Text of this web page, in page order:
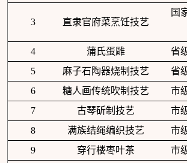
3 直隶官府菜烹饪技艺
国
4
蒲氏蛋雕
省
5
麻子石陶器烧制技艺
省
6
糖人画传统吹制技艺
市
7
古琴斫制技艺
市
8
满族结绳编织技艺
市
9
穿行楼枣叶茶
市